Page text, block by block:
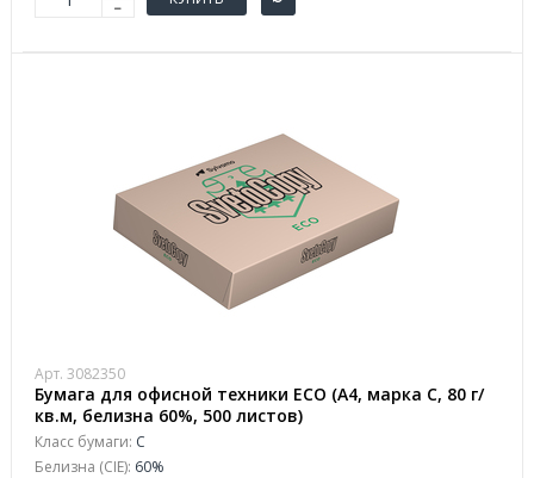
Арт. 3082350
Бумага для офисной техники ECO (А4, марка С, 80 г/
кв.м, белизна 60%, 500 листов)
Класс бумаги: C
Белизна (CIE): 60%